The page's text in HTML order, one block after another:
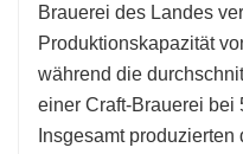
Brauerei des Landes
Produktionskapazität
während die
einer Craft-Brauerei bei
Insgesamt